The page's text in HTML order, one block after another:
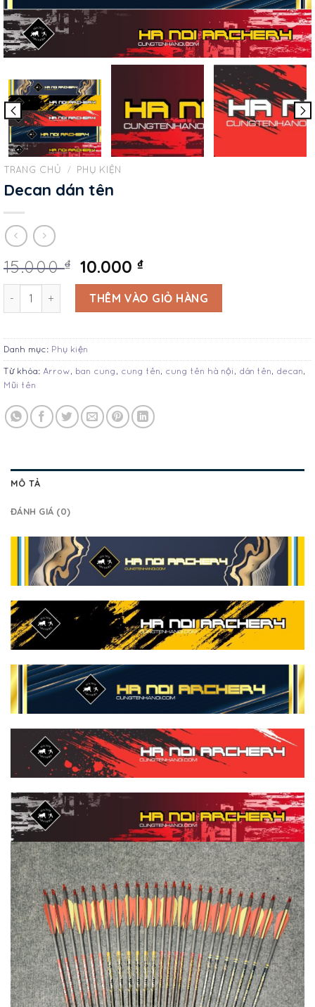
TRANG CHỦ / PHỤ KIỆN
Decan dán tên
15.000₫ 10.000₫
Decan dán tên số lượngTHÊM VÀO GIỎ HÀNG
Danh mục: Phụ kiện
Từ khóa: Arrow, ban cung , cung tên, cung tên hà nội , dán tên, decan,
Mũi tên
MÔ TẢ
ĐÁNH GIÁ (0)